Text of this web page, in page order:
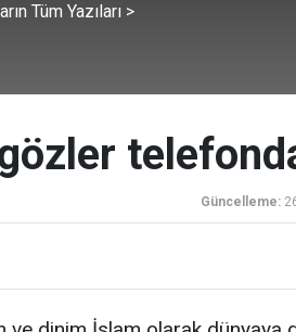
Tüm Yazıları >
Güncelleme: